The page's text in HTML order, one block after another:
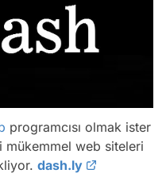
programcısı olmak ister
mükemmel web siteleri
dash.ly